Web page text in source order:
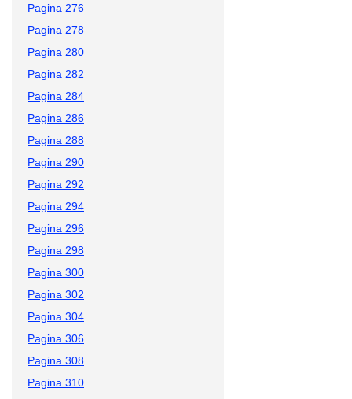
Pagina 276
Pagina 278
Pagina 280
Pagina 282
Pagina 284
Pagina 286
Pagina 288
Pagina 290
Pagina 292
Pagina 294
Pagina 296
Pagina 298
Pagina 300
Pagina 302
Pagina 304
Pagina 306
Pagina 308
Pagina 310